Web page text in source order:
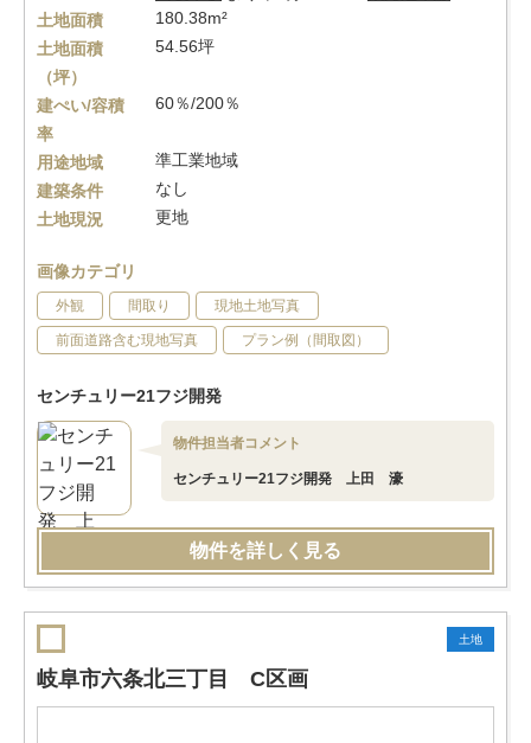
土地面積
180.38m²
土地面積
（坪）
54.56坪
建ぺい/容積
率
60％/200％
用途地域
準工業地域
建築条件
なし
土地現況
更地
画像カテゴリ
外観 間取り 現地土地写真
前面道路含む現地写真 プラン例（間取図）
センチュリー21フジ開発
物件担当者コメント
センチュリー21フジ開発 上田 濠
物件を詳しく見る
土地
岐阜市六条北三丁目 C区画